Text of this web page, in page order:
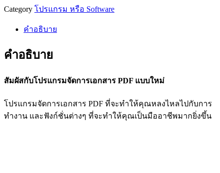
Category โปรแกรม หรือ Software
คำอธิบาย
คำอธิบาย
สัมผัสกับโปรแกรมจัดการเอกสาร PDF แบบใหม่
โปรแกรมจัดการเอกสาร PDF ที่จะทำให้คุณหลงไหลไปกับการ
ทำงาน และฟังก์ชั่นต่างๆ ที่จะทำให้คุณเป็นมืออาชีพมากยิ่งขึ้น